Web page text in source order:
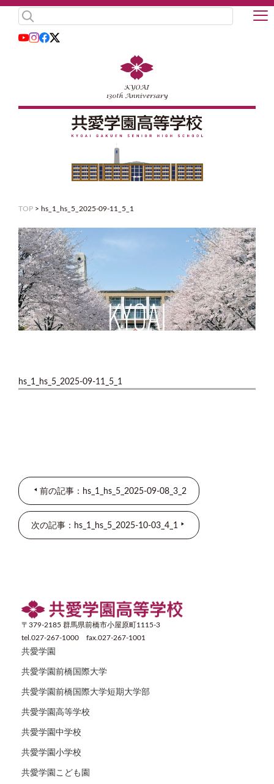
TOP > hs_1_hs_5_2025-09-11_5_1
hs_1_hs_5_2025-09-11_5_1
前の記事：hs_1_hs_5_2025-09-08_3_2
次の記事：hs_1_hs_5_2025-10-03_4_1
〒379-2185 群馬県前橋市小屋原町1115-3
tel.027-267-1000 fax.027-267-1001
共愛学園
共愛学園前橋国際大学
共愛学園前橋国際大学短期大学部
共愛学園高等学校
共愛学園中学校
共愛学園小学校
共愛学園こども園